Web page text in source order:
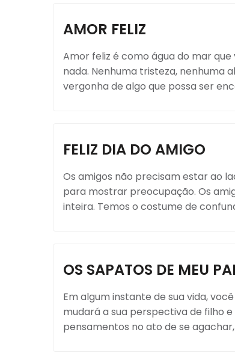
AMOR FELIZ
Amor feliz é como água do mar
nada. Nenhuma tristeza, nenhuma
vergonha de algo que possa ser
FELIZ DIA DO AMIGO
Os amigos não precisam estar ao
para mostrar preocupação. Os
inteira. Temos o costume de
OS SAPATOS DE MEU PAI
Em algum instante de sua vida,
mudará a sua perspectiva de filho
pensamentos no ato de se